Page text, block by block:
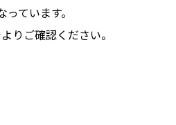
ています。
りご確認ください。